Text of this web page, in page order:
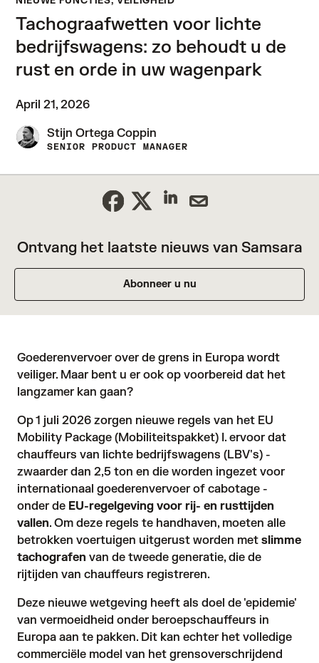
Tachograafwetten voor lichte
bedrijfswagens: zo behoudt u de
rust en orde in uw wagenpark
April 21, 2026
Stijn Ortega Coppin
SENIOR PRODUCT MANAGER
Ontvang het laatste nieuws van Samsara
Abonneer u nu
Goederenvervoer over de grens in Europa wordt
veiliger. Maar bent u er ook op voorbereid dat het
langzamer kan gaan?
Op 1 juli 2026 zorgen nieuwe regels van het EU
Mobility Package (Mobiliteitspakket) I. ervoor dat
chauffeurs van lichte bedrijfswagens (LBV's) -
zwaarder dan 2,5 ton en die worden ingezet voor
internationaal goederenvervoer of cabotage -
onder de EU-regelgeving voor rij- en rusttijden
vallen. Om deze regels te handhaven, moeten alle
betrokken voertuigen uitgerust worden met slimme
tachografen van de tweede generatie, die de
rijtijden van chauffeurs registreren.
Deze nieuwe wetgeving heeft als doel de 'epidemie'
van vermoeidheid onder beroepschauffeurs in
Europa aan te pakken. Dit kan echter het volledige
commerciële model van het grensoverschrijdend